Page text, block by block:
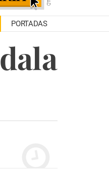
PORTADAS